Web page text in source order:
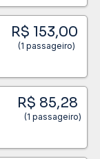
R$ 153,00
(1 passageiro)
R$ 85,28
(1 passageiro)